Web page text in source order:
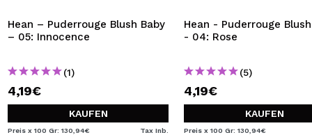
Hean – Puderrouge Blush Baby
– 05: Innocence
(1)
4,19€
KAUFEN
Preis x 100 Gr: 130,94€ Tax Inb.
Hean - Puderrouge
- 04: Rose
(5)
4,19€
KAUFEN
Preis x 100 Gr: 130,94€